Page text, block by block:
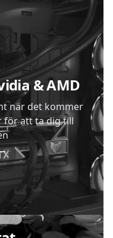
& AMD
när det kommer
för att ta dig till